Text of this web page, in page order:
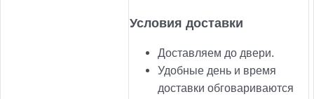
Условия доставки
Доставляем до двери.
Удобные день и время
доставки обговариваются